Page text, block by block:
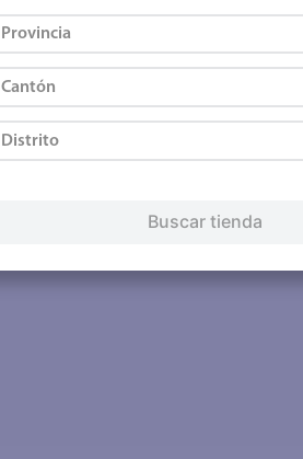
Provincia
Cantón
Distrito
Buscar tienda